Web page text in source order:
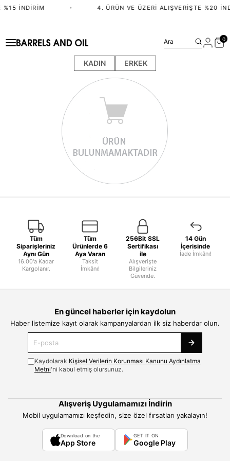
%15 İNDIRIM • 4. ÜRÜN VE ÜZERI ALIŞVERIŞTE %20
KADIN ERKEK
Ara 0
Tüm
Siparişleriniz
Aynı Gün
16.00'a Kadar
Kargolanır.
Tüm
Ürünlerde 6
Aya Varan
Taksit
İmkânı!
256Bit SSL
Sertifikası
ile
Alışverişte
Bilgileriniz
Güvende.
14 Gün
İçerisinde
İade İmkânı!
En güncel haberler için kaydolun
Haber listemize kayıt olarak kampanyalardan ilk siz haberdar olun.
Kaydolarak Kişisel Verilerin Korunması Kanunu Aydınlatma
Metni'ni kabul etmiş olursunuz.
Alışveriş Uygulamamızı İndirin
Mobil uygulamamızı keşfedin, size özel fırsatları yakalayın!
Download on the
App Store
GET IT ON
Google Play